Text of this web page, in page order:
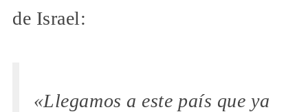
de Israel:
«Llegamos a este país que ya